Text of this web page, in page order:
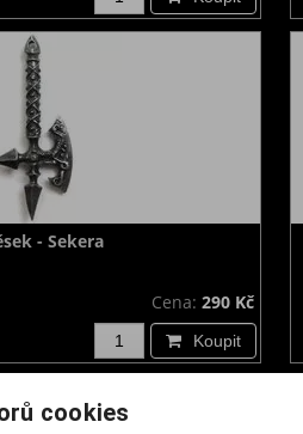
- Sekera
Cena: 290 Kč
Koupit
cookies